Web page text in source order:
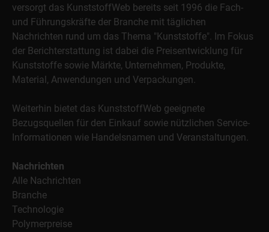
versorgt das KunststoffWeb bereits seit 1996 die Fach-
und Führungskräfte der Branche mit täglichen
Nachrichten rund um das Thema "Kunststoffe". Im Fokus
der Berichterstattung ist dabei die Preisentwicklung für
Kunststoffe sowie Märkte, Unternehmen, Produkte,
Material, Anwendungen und Verpackungen.
Weiterhin bietet das KunststoffWeb geeignete
Bezugsquellen für den Einkauf sowie nützlichen Service-
Informationen wie Handelsnamen und Veranstaltungen.
Nachrichten
Alle Nachrichten
Branche
Technologie
Polymerpreise